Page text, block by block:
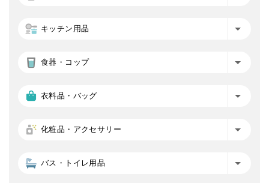
キッチン用品
食器・コップ
衣料品・バッグ
化粧品・アクセサリー
バス・トイレ用品